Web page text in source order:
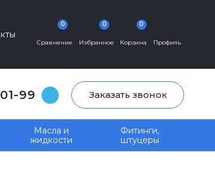
Сравнение
0
Избранное
0
Корзина
0
Профиль
99 Заказать звонок
Масла и
жидкости
Фитинги,
штуцеры